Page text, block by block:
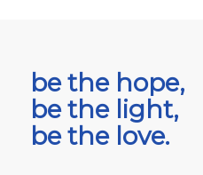
be the hope,
be the light,
be the love.